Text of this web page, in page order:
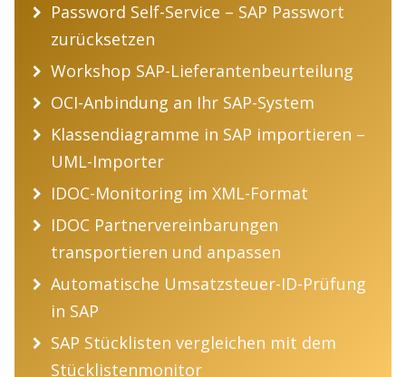
Password Self-Service – SAP Passwort
zurücksetzen
Workshop SAP-Lieferantenbeurteilung
OCI-Anbindung an Ihr SAP-System
Klassendiagramme in SAP importieren –
UML-Importer
IDOC-Monitoring im XML-Format
IDOC Partnervereinbarungen
transportieren und anpassen
Automatische Umsatzsteuer-ID-Prüfung
in SAP
SAP Stücklisten vergleichen mit dem
Stücklistenmonitor